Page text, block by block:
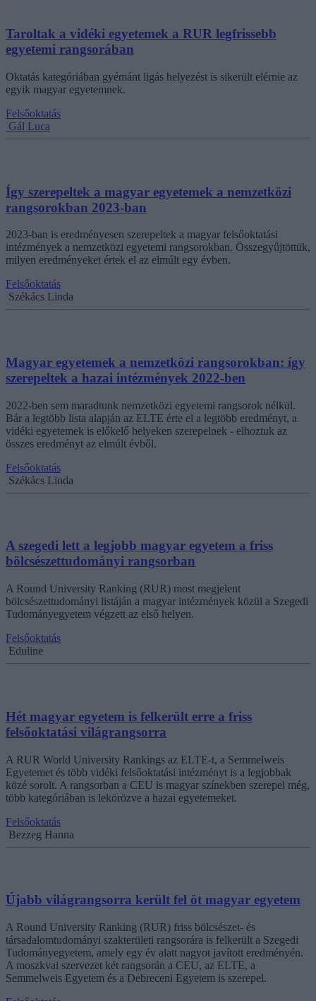
Taroltak a vidéki egyetemek a RUR legfrissebb
egyetemi rangsorában
Oktatás kategóriában gyémánt ligás helyezést is sikerült elérnie az
egyik magyar egyetemnek.
Felsőoktatás
Gál Luca
Így szerepeltek a magyar egyetemek a nemzetközi
rangsorokban 2023-ban
2023-ban is eredményesen szerepeltek a magyar felsőoktatási
intézmények a nemzetközi egyetemi rangsorokban. Összegyűjtöttük,
milyen eredményeket értek el az elmúlt egy évben.
Felsőoktatás
Székács Linda
Magyar egyetemek a nemzetközi rangsorokban: így
szerepeltek a hazai intézmények 2022-ben
2022-ben sem maradtunk nemzetközi egyetemi rangsorok nélkül.
Bár a legtöbb lista alapján az ELTE érte el a legtöbb eredményt, a
vidéki egyetemek is előkelő helyeken szerepelnek - elhoztuk az
összes eredményt az elmúlt évből.
Felsőoktatás
Székács Linda
A szegedi lett a legjobb magyar egyetem a friss
bölcsészettudományi rangsorban
A Round University Ranking (RUR) most megjelent
bölcsészettudományi listáján a magyar intézmények közül a Szegedi
Tudományegyetem végzett az első helyen.
Felsőoktatás
Eduline
Hét magyar egyetem is felkerült erre a friss
felsőoktatási világrangsorra
A RUR World University Rankings az ELTE-t, a Semmelweis
Egyetemet és több vidéki felsőoktatási intézményt is a legjobbak
közé sorolt. A rangsorban a CEU is magyar színekben szerepel még,
több kategóriában is lekörözve a hazai egyetemeket.
Felsőoktatás
Bezzeg Hanna
Újabb világrangsorra került fel öt magyar egyetem
A Round University Ranking (RUR) friss bölcsészet- és
társadalomtudományi szakterületi rangsorára is felkerült a Szegedi
Tudományegyetem, amely egy év alatt nagyot javított eredményén.
A moszkvai szervezet két rangsorán a CEU, az ELTE, a
Semmelweis Egyetem és a Debreceni Egyetem is szerepel.